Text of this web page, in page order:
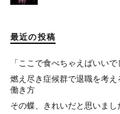
最近の投稿
「ここで食べちゃえばいい
燃え尽き症候群で退職を考
働き方
その蝶、きれいだと思いまし